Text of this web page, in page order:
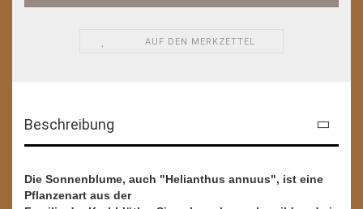
AUF DEN MERKZETTEL
Beschreibung
Die Sonnenblume, auch "Helianthus annuus", ist eine
Pflanzenart aus der